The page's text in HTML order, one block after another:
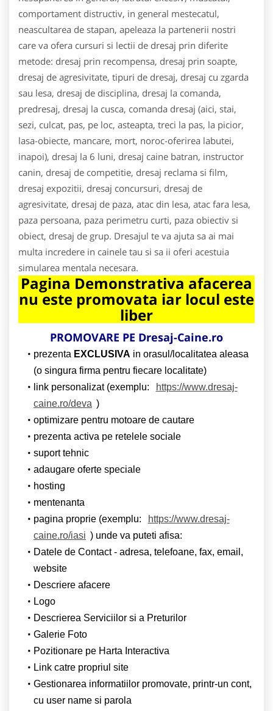
comportament distructiv, in general mestecatul,
neascultarea de stapan, apeleaza la partenerii nostri
care va ofera cursuri si lectii de dresaj prin diferite
metode: dresaj prin recompensa, dresaj prin soapte,
dresaj de agresivitate, tipuri de dresaj, dresaj cu zgarda
sau lesa, dresaj de disciplina, dresaj la comanda,
predresaj, dresaj la cusca, comanda dresaj (aici, stai,
sezi, culcat, pas, pe loc, asteapta, treci la pas, la picior,
lasa-obiecte, mancare, mort, noroc-oferirea labutei,
inapoi), dresaj la 6 luni, dresaj caine batran, instructor
canin, dresaj de competitie, dresaj reclama si film,
dresaj expozitii, dresaj concursuri, dresaj de
agresivitate, dresaj de paza, atac din lesa, atac fara lesa,
paza persoana, paza perimetru curti, paza obiectiv si
obiect, dresaj de grup. Dresajul te va ajuta sa ai mai
multa incredere in cainele tau si sa ii oferi acestuia
simularea mentala necesara.
Pagina Demonstrativa afacerea
nu este promovata iar locul este
liber
PROMOVARE PE Dresaj-Caine.ro
prezenta EXCLUSIVA in orasul/localitatea aleasa
(o singura firma pentru fiecare localitate)
link personalizat (exemplu:
https://www.dresaj-
caine.ro/deva )
optimizare pentru motoare de cautare
prezenta activa pe retelele sociale
suport tehnic
adaugare oferte speciale
hosting
mentenanta
pagina proprie (exemplu:
https://www.dresaj-
caine.ro/iasi ) unde va puteti afisa:
Datele de Contact - adresa, telefoane, fax, email,
website
Descriere afacere
Logo
Descrierea Serviciilor si a Preturilor
Galerie Foto
Pozitionare pe Harta Interactiva
Link catre propriul site
Gestionarea informatiilor promovate, printr-un cont,
cu user name si parola